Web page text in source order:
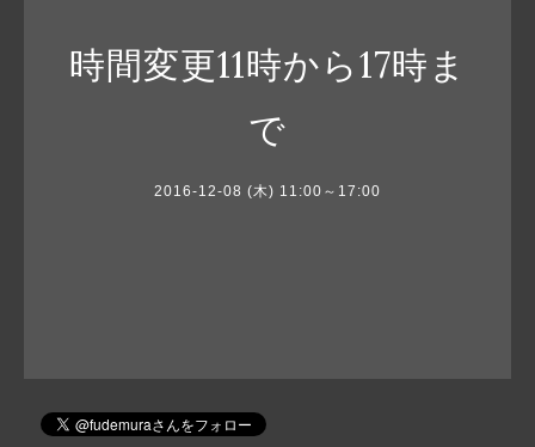
時間変更11時から17時ま
で
2016-12-08 (木) 11:00～17:00